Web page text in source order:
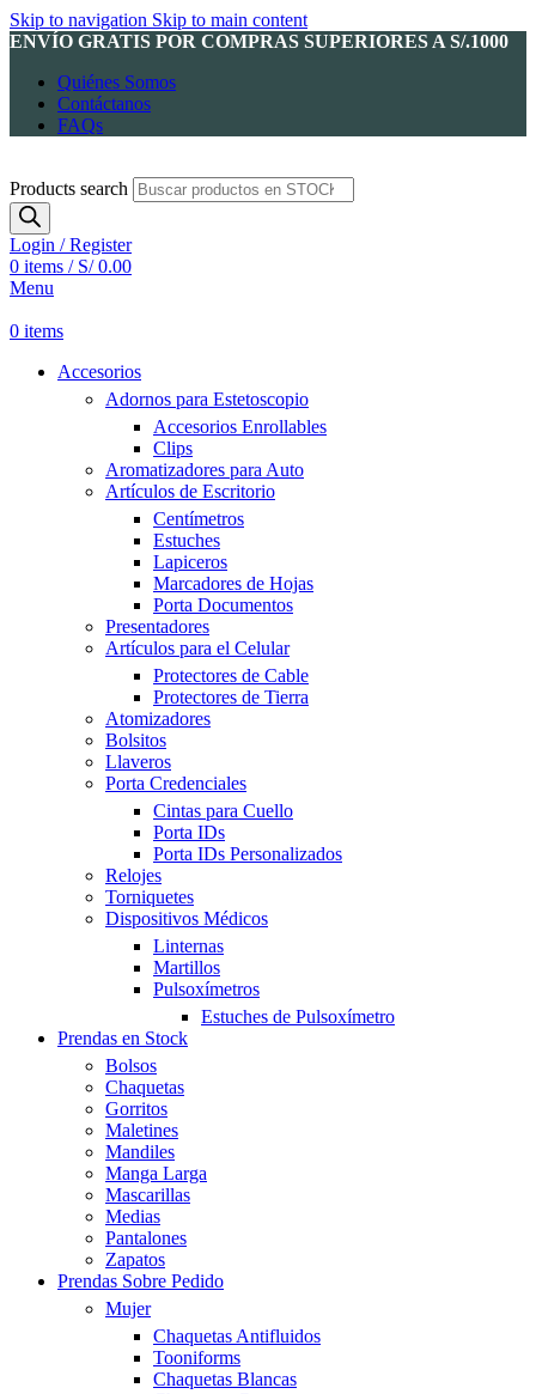
Skip to navigation Skip to main content
ENVÍO GRATIS POR COMPRAS SUPERIORES A S/.1000
Quiénes Somos
Contáctanos
FAQs
Products search
Login / Register
0 items / S/0.00
Menu
0 items
Accesorios
Adornos para Estetoscopio
Accesorios Enrollables
Clips
Aromatizadores para Auto
Artículos de Escritorio
Centímetros
Estuches
Lapiceros
Marcadores de Hojas
Porta Documentos
Presentadores
Artículos para el Celular
Protectores de Cable
Protectores de Tierra
Atomizadores
Bolsitos
Llaveros
Porta Credenciales
Cintas para Cuello
Porta IDs
Porta IDs Personalizados
Relojes
Torniquetes
Dispositivos Médicos
Linternas
Martillos
Pulsoxímetros
Estuches de Pulsoxímetro
Prendas en Stock
Bolsos
Chaquetas
Gorritos
Maletines
Mandiles
Manga Larga
Mascarillas
Medias
Pantalones
Zapatos
Prendas Sobre Pedido
Mujer
Chaquetas Antifluidos
Tooniforms
Chaquetas Blancas